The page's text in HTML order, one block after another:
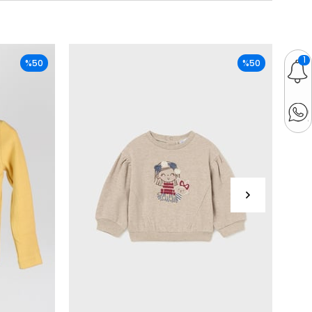
%50 %50 1